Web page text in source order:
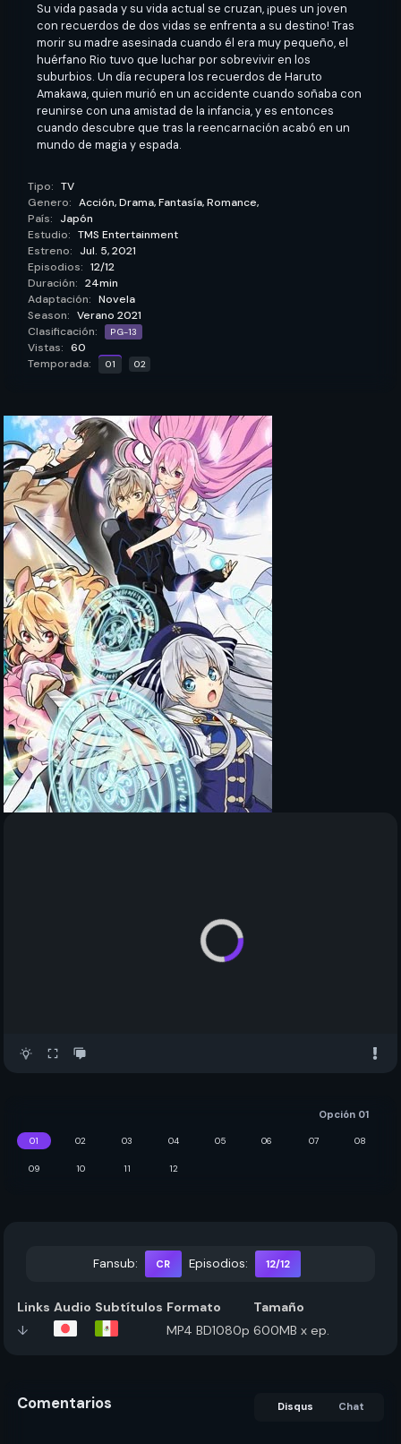
Su vida pasada y su vida actual se cruzan, ¡pues un joven
con recuerdos de dos vidas se enfrenta a su destino! Tras
morir su madre asesinada cuando él era muy pequeño, el
huérfano Rio tuvo que luchar por sobrevivir en los
suburbios. Un día recupera los recuerdos de Haruto
Amakawa, quien murió en un accidente cuando soñaba con
reunirse con una amistad de la infancia, y es entonces
cuando descubre que tras la reencarnación acabó en un
mundo de magia y espada.
Tipo: TV
Genero: Acción,Drama,Fantasía,Romance,
País:
Japón
Estudio: TMS Entertainment
Estreno:
Jul. 5, 2021
Episodios: 12/12
Duración: 24min
Adaptación: Novela
Season: Verano 2021
Clasificación:
PG-13
Vistas: 60
Temporada:
01 02
Opción 01
01 02 03 04 05 06 07 08
09 10 11 12
Fansub: CR Episodios: 12/12
Links Audio Subtítulos Formato
Tamaño
↓
MP4BD1080p 600MB x ep.
Comentarios Disqus Chat